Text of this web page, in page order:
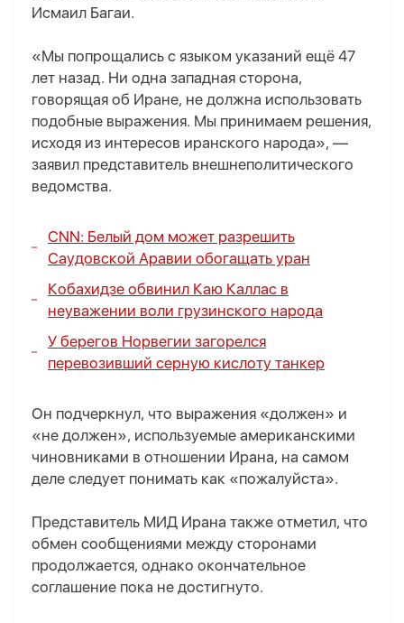
Исмаил Багаи.
«Мы попрощались с языком указаний ещё 47
лет назад. Ни одна западная сторона,
говорящая об Иране, не должна использовать
подобные выражения. Мы принимаем решения,
исходя из интересов иранского народа», —
заявил представитель внешнеполитического
ведомства.
CNN: Белый дом может разрешить
Саудовской Аравии обогащать уран
Кобахидзе обвинил Каю Каллас в
неуважении воли грузинского народа
У берегов Норвегии загорелся
перевозивший серную кислоту танкер
Он подчеркнул, что выражения «должен» и
«не должен», используемые американскими
чиновниками в отношении Ирана, на самом
деле следует понимать как «пожалуйста».
Представитель МИД Ирана также отметил, что
обмен сообщениями между сторонами
продолжается, однако окончательное
соглашение пока не достигнуто.